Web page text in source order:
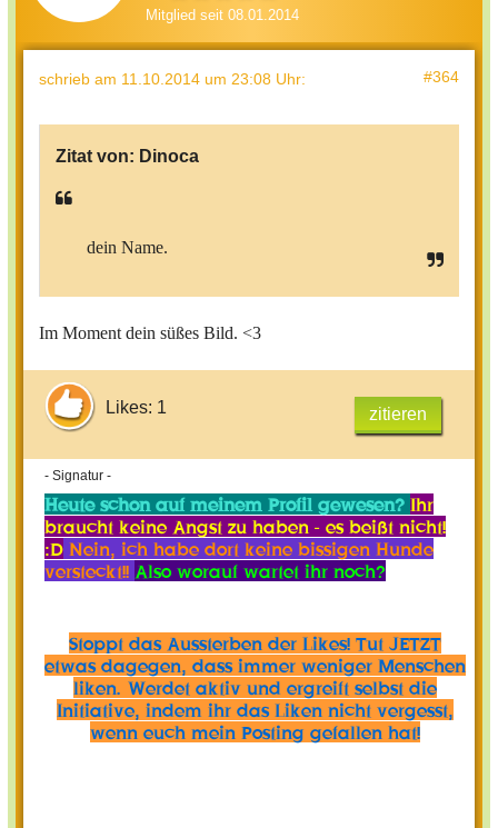
Mitglied seit 08.01.2014
schrieb am 11.10.2014 um 23:08 Uhr: #364
Zitat von: Dinoca
dein Name.
Im Moment dein süßes Bild. <3
Likes: 1 zitieren
- Signatur -
Heute schon auf meinem Profil gewesen? Ihr
braucht keine Angst zu haben - es beißt nicht!
:D Nein, ich habe dort keine bissigen Hunde
versteckt!! Also worauf wartet ihr noch?
Stoppt das Aussterben der Likes! Tut JETZT
etwas dagegen, dass immer weniger Menschen
liken. Werdet aktiv und ergreift selbst die
Initiative, indem ihr das Liken nicht vergesst,
wenn euch mein Posting gefallen hat!